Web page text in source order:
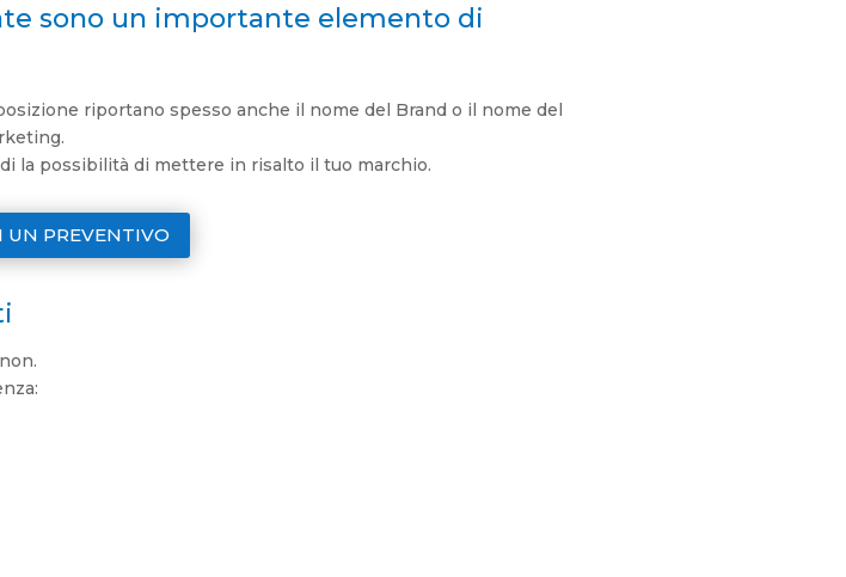
sono un importante elemento di
riportano spesso anche il nome del Brand o il nome del
la possibilità di mettere in risalto il tuo marchio.
UN PREVENTIVO